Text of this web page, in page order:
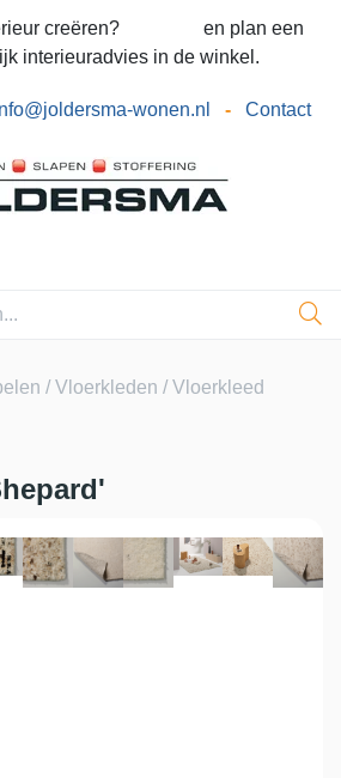
creëren?
en plan een
interieuradvies in de winkel.
wonen.nl - Contact
/Vloerkleden / Vloerkleed